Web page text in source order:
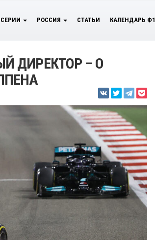
РОССИЯ СТАТЬИ КАЛЕНДАРЬ Ф1
ДИРЕКТОР – О